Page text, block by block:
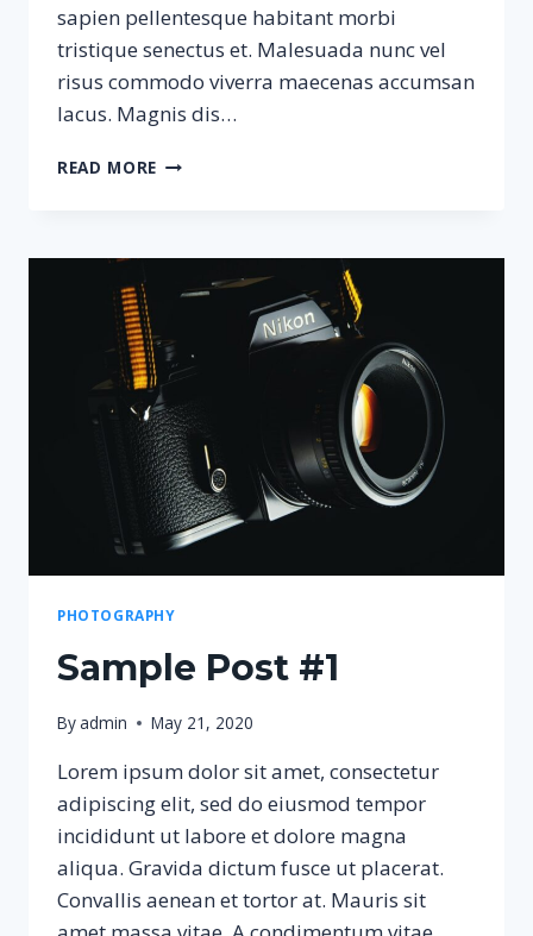
sapien pellentesque habitant morbi
tristique senectus et. Malesuada nunc vel
risus commodo viverra maecenas accumsan
lacus. Magnis dis…
READ MORE SAMPLE
PHOTOGRAPHY
Sample Post #1
Byadmin May 21, 2020
Lorem ipsum dolor sit amet, consectetur
adipiscing elit, sed do eiusmod tempor
incididunt ut labore et dolore magna
aliqua. Gravida dictum fusce ut placerat.
Convallis aenean et tortor at. Mauris sit